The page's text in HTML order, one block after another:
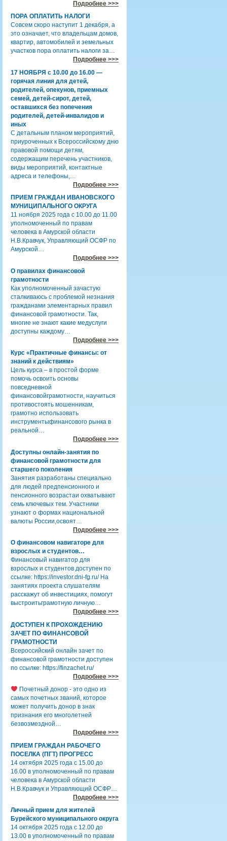
Подробнее >>>
ПОРА ОПЛАТИТЬ НАЛОГИ
Совсем скоро наступит 1 декабря, а
это означает, что владельцам домов,
квартир, автомобилей и земельных
участков пора оплатить налоги за…
Подробнее >>>
17 НОЯБРЯ с 10.00 до 16.00 —
горячая линия для детей,
родителей, опекунов, приемных
семей, детей-сирот, детей,
оставшихся без попечения
родителей, детей-инвалидов и
иных
С детальным планом мероприятий,
приуроченных к Всероссийскому дню
правовой помощи детям,
содержащим перечень участников,
виды мероприятий, контактные
адреса и телефоны,…
Подробнее >>>
ПРИЕМ ГРАЖДАН ИВАНОВСКОГО
МУНИЦИПАЛЬНОГО ОКРУГА
11 ноября 2025 года с 10.00 до 11.00
уполномоченный по правам
человека в Амурской области
Н.В.Кравчук, Управляющий ОСФР по
Амурской…
Подробнее >>>
О правилах финансовой
грамотности
Как уполномоченный зачастую
сталкиваюсь с проблемой незнания
гражданами элементарных правил
финансовой грамотности. Так,
многие не знают какие медуслуги
доступны каждому…
Подробнее >>>
Курс «Практичные финансы: от
знаний к действиям»
Цель курса – в простой форме
помочь освоить основы
повседневной
финансовойграмотности, научиться
противостоять мошенникам,
грамотно использовать
инструментыфинансового рынка в
реальной…
Подробнее >>>
Доступны онлайн-занятия по
финансовой грамотности для
старшего поколения
Занятия разработаны специально
для людей предпенсионного и
пенсионного возрастаи охватывают
семь ключевых тем. Участники
узнают о формах национальной
валюты России,освоят…
Подробнее >>>
О финансовом навигаторе для
взрослых и студентов…
Финансовый навигатор для
взрослых и студентов доступен по
ссылке: https://investor.dni-fg.ru/ На
занятиях проекта слушателям
расскажут об инвестициях, помогут
выстроитьграмотную личную…
Подробнее >>>
ДОСТУПЕН К ПРОХОЖДЕНИЮ
ЗАЧЕТ ПО ФИНАНСОВОЙ
ГРАМОТНОСТИ
Всероссийский онлайн зачет по
финансовой грамотности доступен
по ссылке: https://finzachet.ru/
Подробнее >>>
Почетный донор - это одно из
самых почетных званий, которое
может получить донор в знак
признания его многолетней
безвозмездной…
Подробнее >>>
ПРИЕМ ГРАЖДАН РАБОЧЕГО
ПОСЕЛКА (ПГТ) ПРОГРЕСС
14 октября 2025 года с 15.00 до
16.00 в уполномоченный по правам
человека в Амурской области
Н.В.Кравчук и Управляющий ОСФР…
Подробнее >>>
Личный прием для жителей
Бурейского муниципального округа
14 октября 2025 года с 12.00 до
13.00 в уполномоченный по правам